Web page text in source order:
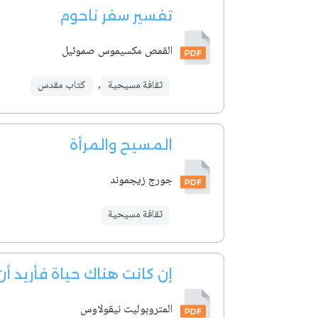
تفسير سفر ناحوم
القمص مكسيموس صموئيل
ثقافة مسيحية , كتاب مقدس
المسيح والمرأة
جورج زيجموند
ثقافة مسيحية
إن كانت هناك حياة فأريد
المتروبوليت نيقولاوس